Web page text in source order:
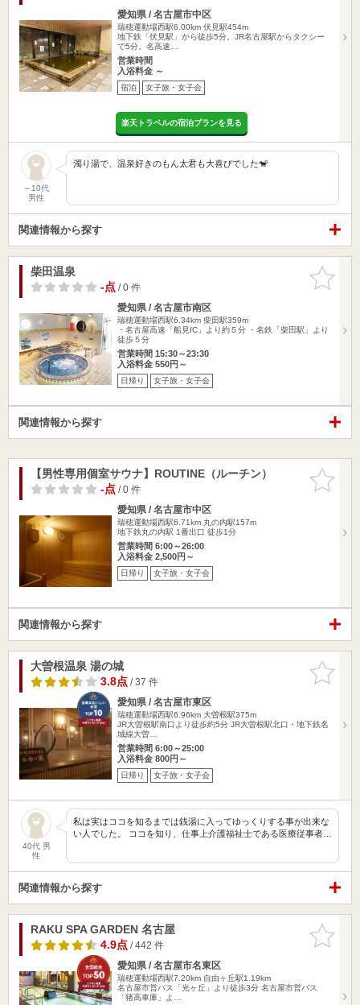
愛知県 / 名古屋市中区
瑞穂運動場西駅6.00km 伏見駅454m
地下鉄「伏見駅」から徒歩5分。JR名古屋駅からタクシー
で5分。名高速…
営業時間
入浴料金 ～
宿泊 女子旅・女子会
楽天トラベルの宿泊プランを見る
～10代
男性
濁り湯で、温泉好きのもん太君も大喜びでした🐒
関連情報から探す
お気に入
りに追加
柴田温泉
-点/ 0 件
愛知県 / 名古屋市南区
瑞穂運動場西駅6.34km 柴田駅359m
・名古屋高速「船見IC」より約５分 ・名鉄「柴田駅」より
徒歩５分
営業時間 15:30～23:30
入浴料金 550円～
日帰り 女子旅・女子会
関連情報から探す
お気に入
りに追加
【男性専用個室サウナ】ROUTINE（ルーチン）
-点/ 0 件
愛知県 / 名古屋市中区
瑞穂運動場西駅6.71km 丸の内駅157m
地下鉄丸の内駅 1番出口 徒歩1分
営業時間 6:00～26:00
入浴料金 2,500円～
日帰り 女子旅・女子会
関連情報から探す
お気に入
りに追加
大曽根温泉 湯の城
3.8点/ 37 件
愛知県 / 名古屋市東区
瑞穂運動場西駅6.96km 大曽根駅375m
JR大曽根駅南口より徒歩約5分 JR大曽根駅北口・地下鉄名
城線大曽…
営業時間 6:00～25:00
入浴料金 800円～
日帰り 女子旅・女子会
40代 男
性
私は実はココを知るまでは銭湯に入ってゆっくりする事が出来な
い人でした。 ココを知り、仕事上介護福祉士である医療従事者…
関連情報から探す
お気に入
りに追加
RAKU SPA GARDEN 名古屋
4.9点/ 442 件
愛知県 / 名古屋市名東区
瑞穂運動場西駅7.20km 自由ヶ丘駅1.19km
名古屋市営バス「光ヶ丘」より徒歩3分 名古屋市営バス
「猪高車庫」よ…